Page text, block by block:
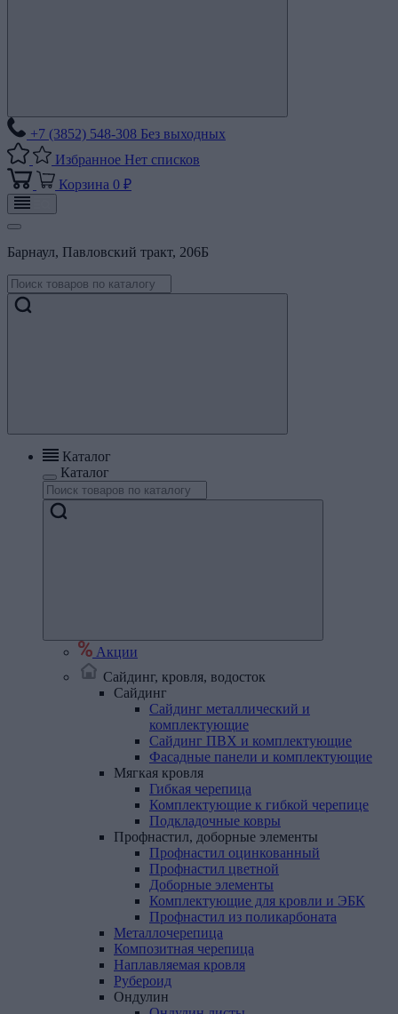
+7 (3852) 548-308 Без выходных
Избранное Нет списков
Корзина 0 ₽
Барнаул, Павловский тракт, 206Б
Каталог
Каталог
Акции
Сайдинг, кровля, водосток
Сайдинг
Сайдинг металлический и
комплектующие
Сайдинг ПВХ и комплектующие
Фасадные панели и комплектующие
Мягкая кровля
Гибкая черепица
Комплектующие к гибкой черепице
Подкладочные ковры
Профнастил, доборные элементы
Профнастил оцинкованный
Профнастил цветной
Доборные элементы
Комплектующие для кровли и ЭБК
Профнастил из поликарбоната
Металлочерепица
Композитная черепица
Наплавляемая кровля
Рубероид
Ондулин